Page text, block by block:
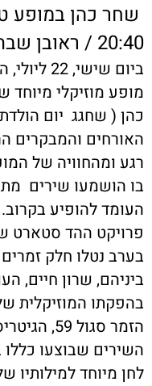
שחר כהן במופע
20:40 / ראובן שבת
ביום
מופע מוזיקלי מיוחד
כהן ( שחגג יום הולדת 40, באותה הזדמנות).
האורחים והמבקרים
רגע ומהחוויה של
העומד להופיע
פרויקט ההד סטארט
בערב נטלו חלק
ביניהם, שרון חיים,
בהפקתו המוזיקלית
הזמר סגול 59, הגיטריסט מוטי לאה.
השירים שבוצעו
לחן מיוחד למילותיו